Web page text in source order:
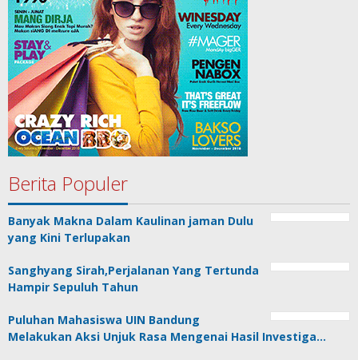
Berita Populer
Banyak Makna Dalam Kaulinan jaman Dulu
yang Kini Terlupakan
Sanghyang Sirah,Perjalanan Yang Tertunda
Hampir Sepuluh Tahun
Puluhan Mahasiswa UIN Bandung
Melakukan Aksi Unjuk Rasa Mengenai Hasil Investiga…